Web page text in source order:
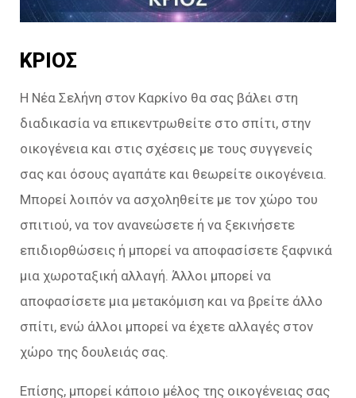
ΚΡΙΟΣ
Η Νέα Σελήνη στον Καρκίνο θα σας βάλει στη
διαδικασία να επικεντρωθείτε στο σπίτι, στην
οικογένεια και στις σχέσεις με τους συγγενείς
σας και όσους αγαπάτε και θεωρείτε οικογένεια.
Μπορεί λοιπόν να ασχοληθείτε με τον χώρο του
σπιτιού, να τον ανανεώσετε ή να ξεκινήσετε
επιδιορθώσεις ή μπορεί να αποφασίσετε ξαφνικά
μια χωροταξική αλλαγή. Άλλοι μπορεί να
αποφασίσετε μια μετακόμιση και να βρείτε άλλο
σπίτι, ενώ άλλοι μπορεί να έχετε αλλαγές στον
χώρο της δουλειάς σας.
Επίσης, μπορεί κάποιο μέλος της οικογένειας σας